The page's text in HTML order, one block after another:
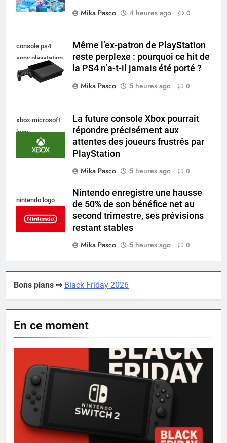
Mika Pasco
4 heures ago 0
console ps4
sony playstation
Même l’ex-patron de PlayStation
reste perplexe : pourquoi ce hit de
la PS4 n’a-t-il jamais été porté ?
Mika Pasco
5 heures ago 0
xbox microsoft
logo
La future console Xbox pourrait
répondre précisément aux
attentes des joueurs frustrés par
PlayStation
Mika Pasco
5 heures ago 0
nintendo logo
Nintendo enregistre une hausse
de 50% de son bénéfice net au
second trimestre, ses prévisions
restant stables
Mika Pasco
5 heures ago 0
Bons plans ⇨ Black Friday 2026
En ce moment